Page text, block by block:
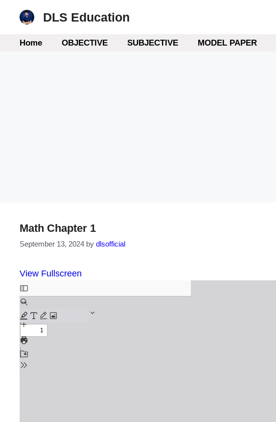
DLS Education
Home OBJECTIVE SUBJECTIVE MODEL PAPER
Math Chapter 1
September 13, 2024 by dlsofficial
View Fullscreen
Skip
to
PDF
content